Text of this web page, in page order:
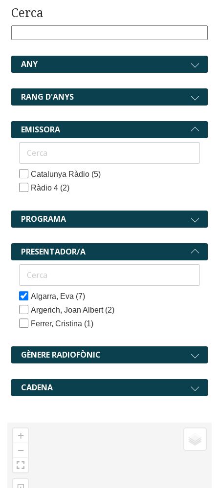
Cerca
ANY
RANG D'ANYS
EMISSORA
Catalunya Ràdio (5)
Ràdio 4 (2)
PROGRAMA
PRESENTADOR/A
Algarra, Eva (7)
Argerich, Joan Albert (2)
Ferrer, Cristina (1)
GÈNERE RADIOFÒNIC
CADENA
+
−